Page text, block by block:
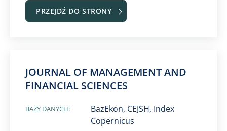
PRZEJDŹ DO STRONY
JOURNAL OF MANAGEMENT AND
FINANCIAL SCIENCES
BAZY DANYCH:
BazEkon, CEJSH, Index
Copernicus